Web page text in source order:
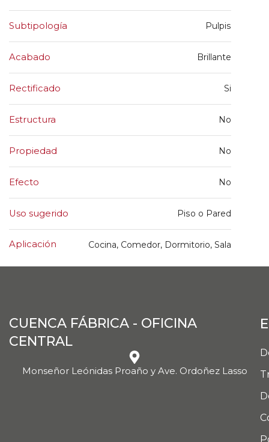
Subtipología Pulpis
Acabado Brillante
Rectificado Si
Estructura No
Propiedad No
Efecto No
Uso sugerido Piso o Pared
Aplicación Cocina, Comedor, Dormitorio, Sala
CUENCA FÁBRICA - OFICINA
CENTRAL
Monseñor Leónidas Proaño y Ave. Ordoñez Lasso